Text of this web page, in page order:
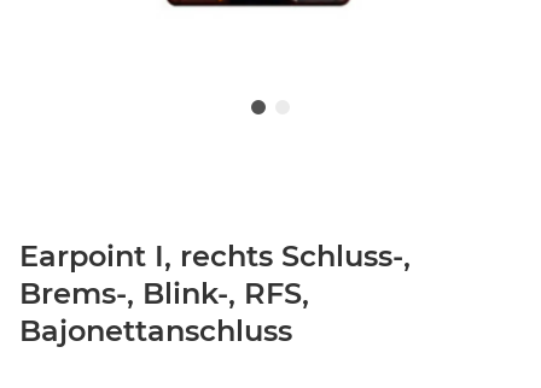
Earpoint I, rechts Schluss-,
Brems-, Blink-, RFS,
Bajonettanschluss